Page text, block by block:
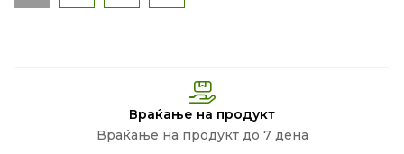
Враќање на продукт
Враќање на продукт до 7 дена